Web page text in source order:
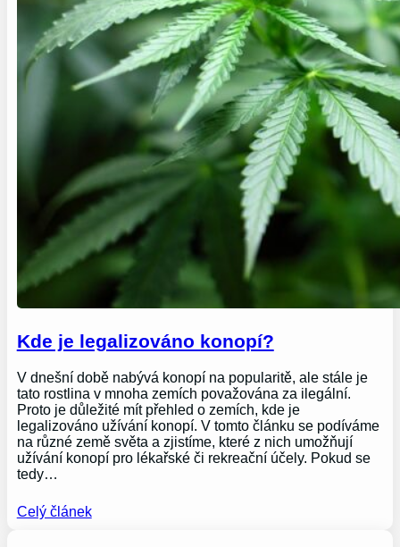
Kde je legalizováno konopí?
V dnešní době nabývá konopí na popularitě, ale stále je
tato rostlina v mnoha zemích považována za ilegální.
Proto je důležité mít přehled o zemích, kde je
legalizováno užívání konopí. V tomto článku se podíváme
na různé země světa a zjistíme, které z nich umožňují
užívání konopí pro lékařské či rekreační účely. Pokud se
tedy…
Celý článek